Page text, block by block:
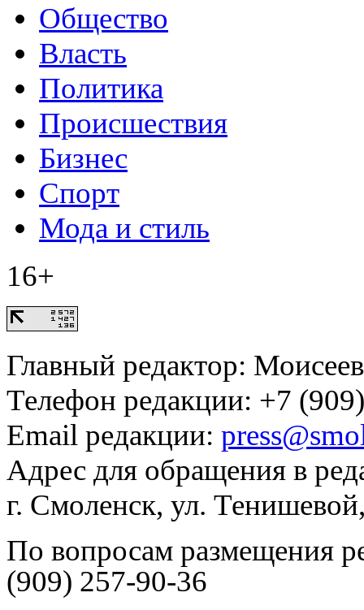
Общество
Власть
Политика
Происшествия
Бизнес
Спорт
Мода и стиль
16+
Главный редактор:
Телефон редакции: +7
Email редакции:
Адрес для обращения в
г. Смоленск, ул.
По вопросам размещения
(909) 257-90-36